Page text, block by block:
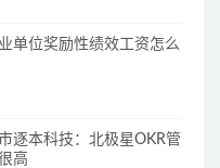
单位奖励性绩效工资怎么
逐本科技：北极星OKR管
高